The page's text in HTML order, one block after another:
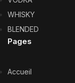
WHISKY
BLENDED
Pages
Accueil